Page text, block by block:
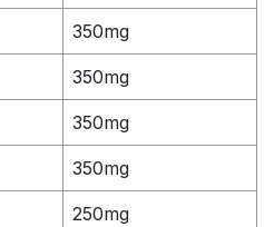
350mg
350mg
350mg
350mg
250mg